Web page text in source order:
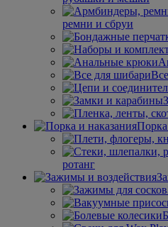
ремни и сбруи
Порка
ротанг